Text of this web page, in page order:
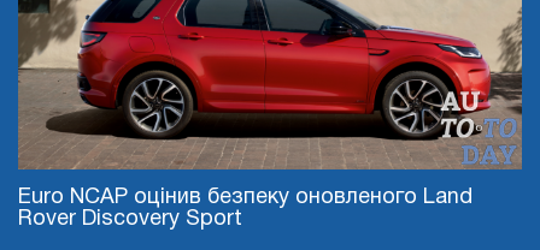
Euro NCAP оцінив безпеку оновленого Land
Rover Discovery Sport